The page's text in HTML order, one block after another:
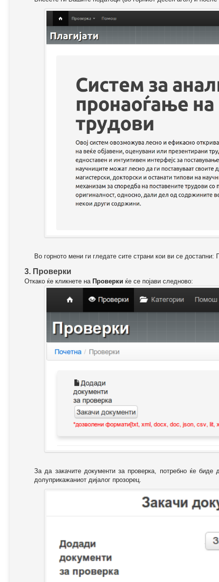
Во горното мени ги гледате сите страни кои ви се
3. Проверки
Откако ќе кликнете на Проверки ќе се појави следново:
За да закачите документи за проверка, потребно ќе биде
долуприкажаниот дијалог прозорец.